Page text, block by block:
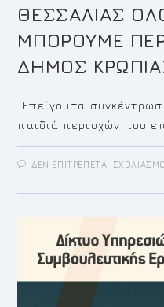
ΘΕΣΣΑΛΙΑΣ
ΜΠΟΡΟΥΜΕ
ΔΗΜΟΣ
Επείγουσα
παιδιά περιοχών που
ΔΕΝ ΕΠΙΤΡΈΠΕΤΑΙ